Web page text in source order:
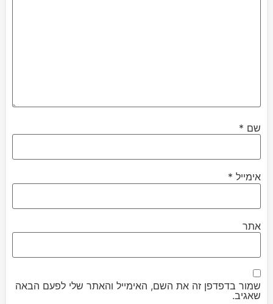
שם *
אימייל *
אתר
שמור בדפדפן זה את השם, האימייל והאתר שלי לפעם הבאה
שאגיב.